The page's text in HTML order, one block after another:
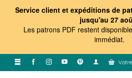
Service client et expéditions de
jusqu'au 27
Les patrons PDF restent
immédiat.